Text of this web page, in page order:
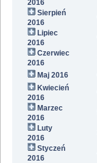
2016
Sierpień
2016
Lipiec
2016
Czerwiec
2016
Maj 2016
Kwiecień
2016
Marzec
2016
Luty
2016
Styczeń
2016